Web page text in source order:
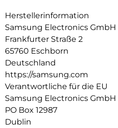
Herstellerinformation
Samsung Electronics GmbH
Frankfurter Straße 2
65760 Eschborn
Deutschland
https://samsung.com
Verantwortliche für die EU
Samsung Electronics GmbH
PO Box 12987
Dublin